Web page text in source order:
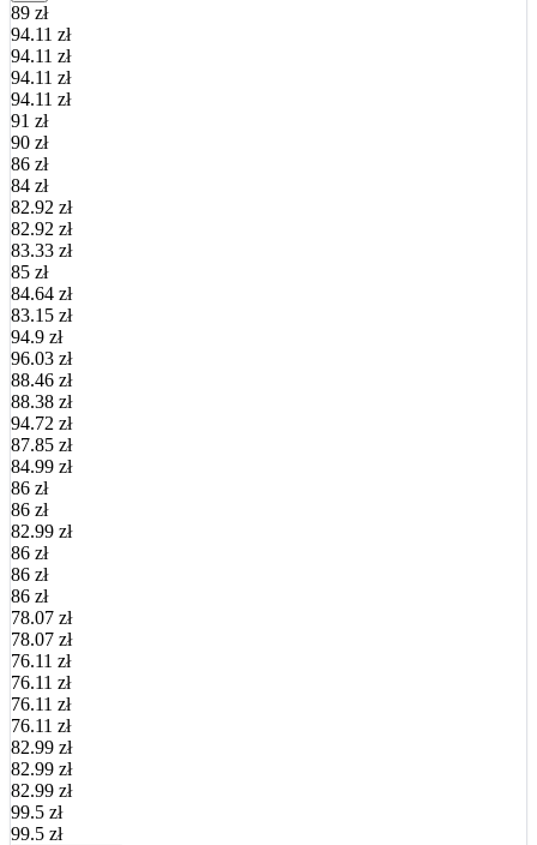
89 zł
94.11 zł
94.11 zł
94.11 zł
94.11 zł
91 zł
90 zł
86 zł
84 zł
82.92 zł
82.92 zł
83.33 zł
85 zł
84.64 zł
83.15 zł
94.9 zł
96.03 zł
88.46 zł
88.38 zł
94.72 zł
87.85 zł
84.99 zł
86 zł
86 zł
82.99 zł
86 zł
86 zł
86 zł
78.07 zł
78.07 zł
76.11 zł
76.11 zł
76.11 zł
76.11 zł
82.99 zł
82.99 zł
82.99 zł
99.5 zł
99.5 zł